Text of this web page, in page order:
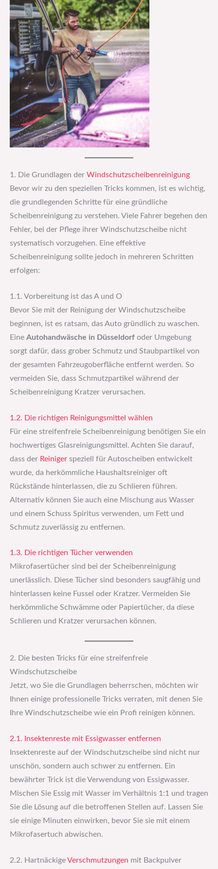
1. Die Grundlagen der Windschutzscheibenreinigung
Bevor wir zu den speziellen Tricks kommen, ist es wichtig,
die grundlegenden Schritte für eine gründliche
Scheibenreinigung zu verstehen. Viele Fahrer begehen den
Fehler, bei der Pflege ihrer Windschutzscheibe nicht
systematisch vorzugehen. Eine effektive
Scheibenreinigung sollte jedoch in mehreren Schritten
erfolgen:
1.1. Vorbereitung ist das A und O
Bevor Sie mit der Reinigung der Windschutzscheibe
beginnen, ist es ratsam, das Auto gründlich zu waschen.
Eine Autohandwäsche in Düsseldorf oder Umgebung
sorgt dafür, dass grober Schmutz und Staubpartikel von
der gesamten Fahrzeugoberfläche entfernt werden. So
vermeiden Sie, dass Schmutzpartikel während der
Scheibenreinigung Kratzer verursachen.
1.2. Die richtigen Reinigungsmittel wählen
Für eine streifenfreie Scheibenreinigung benötigen Sie ein
hochwertiges Glasreinigungsmittel. Achten Sie darauf,
dass der Reiniger speziell für Autoscheiben entwickelt
wurde, da herkömmliche Haushaltsreiniger oft
Rückstände hinterlassen, die zu Schlieren führen.
Alternativ können Sie auch eine Mischung aus Wasser
und einem Schuss Spiritus verwenden, um Fett und
Schmutz zuverlässig zu entfernen.
1.3. Die richtigen Tücher verwenden
Mikrofasertücher sind bei der Scheibenreinigung
unerlässlich. Diese Tücher sind besonders saugfähig und
hinterlassen keine Fussel oder Kratzer. Vermeiden Sie
herkömmliche Schwämme oder Papiertücher, da diese
Schlieren und Kratzer verursachen können.
2. Die besten Tricks für eine streifenfreie
Windschutzscheibe
Jetzt, wo Sie die Grundlagen beherrschen, möchten wir
Ihnen einige professionelle Tricks verraten, mit denen Sie
Ihre Windschutzscheibe wie ein Profi reinigen können.
2.1. Insektenreste mit Essigwasser entfernen
Insektenreste auf der Windschutzscheibe sind nicht nur
unschön, sondern auch schwer zu entfernen. Ein
bewährter Trick ist die Verwendung von Essigwasser.
Mischen Sie Essig mit Wasser im Verhältnis 1:1 und tragen
Sie die Lösung auf die betroffenen Stellen auf. Lassen Sie
sie einige Minuten einwirken, bevor Sie sie mit einem
Mikrofasertuch abwischen.
2.2. Hartnäckige Verschmutzungen mit Backpulver